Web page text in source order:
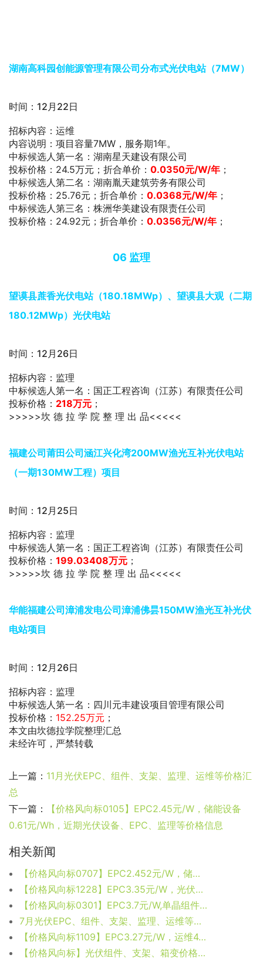
湖南高科园创能源管理有限公司分布式光伏电站（7MW）
时间：12月22日
招标内容：运维
内容说明：项目容量7MW，服务期1年。
中标候选人第一名：湖南星天建设有限公司
投标价格：24.5万元；折合单价： 0.0350元/W/年 ；
中标候选人第二名：湖南胤天建筑劳务有限公司
投标价格：25.76元；折合单价： 0.0368元/W/年 ；
中标候选人第三名：株洲华美建设有限责任公司
投标价格：24.92元；折合单价： 0.0356元/W/年 ；
06 监理
望谟县蔗香光伏电站（180.18MWp）、望谟县大观（二期
180.12MWp）光伏电站
时间：12月26日
招标内容：监理
中标候选人第一名：国正工程咨询（江苏）有限责任公司
投标价格： 218万元 ；
>>>>>坎 德 拉 学 院 整 理 出 品<<<<<
福建公司莆田公司涵江兴化湾200MW渔光互补光伏电站
（一期130MW工程）项目
时间：12月25日
招标内容：监理
中标候选人第一名：国正工程咨询（江苏）有限责任公司
投标价格： 199.03408万元 ；
>>>>>坎 德 拉 学 院 整 理 出 品<<<<<
华能福建公司漳浦发电公司漳浦佛昙150MW渔光互补光伏
电站项目
时间：12月26日
招标内容：监理
中标候选人第一名：四川元丰建设项目管理有限公司
投标价格： 152.25万元 ；
本文由坎德拉学院整理汇总
未经许可，严禁转载
上一篇： 11月光伏EPC、组件、支架、监理、运维等价格汇
总
下一篇：
【价格风向标0105】EPC2.45元/W，储能设备
0.61元/Wh，近期光伏设备、EPC、监理等价格信息
相关新闻
【价格风向标0707】EPC2.452元/W，储能设备0.413元/Wh，近期光伏设备、EPC、监理等价格信息
【价格风向标1228】EPC3.35元/W，光伏区建安0.54元/W，近期光伏设备、运维、EPC等价格信息
【价格风向标0301】EPC3.7元/W,单晶组件1.57元/W，近期光伏设备、运维、EPC等价格信息
7月光伏EPC、组件、支架、监理、运维等价格汇总
【价格风向标1109】EPC3.27元/W，运维4.4分/W/年，近期光伏设备、运维、EPC等价格信息
【价格风向标】光伏组件、支架、箱变价格信息